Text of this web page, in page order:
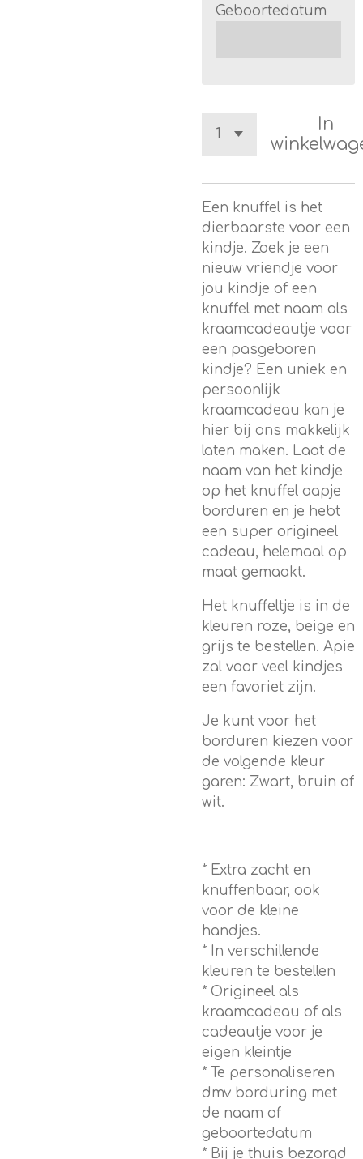
Geboortedatum
In
Een knuffel is het
dierbaarste voor een
kindje. Zoek je een
nieuw vriendje voor
jou kindje of een
knuffel met naam als
kraamcadeautje voor
een pasgeboren
kindje? Een uniek en
persoonlijk
kraamcadeau kan je
hier bij ons makkelijk
laten maken. Laat de
naam van het kindje
op het knuffel aapje
borduren en je hebt
een super origineel
cadeau, helemaal op
maat gemaakt.
Het knuffeltje is in de
kleuren roze, beige en
grijs te bestellen. Apie
zal voor veel kindjes
een favoriet zijn.
Je kunt voor het
borduren kiezen voor
de volgende kleur
garen: Zwart, bruin of
wit.
* Extra zacht en
knuffenbaar, ook
voor de kleine
handjes.
* In verschillende
kleuren te bestellen
* Origineel als
kraamcadeau of als
cadeautje voor je
eigen kleintje
* Te personaliseren
dmv borduring met
de naam of
geboortedatum
* Bij je thuis bezorgd